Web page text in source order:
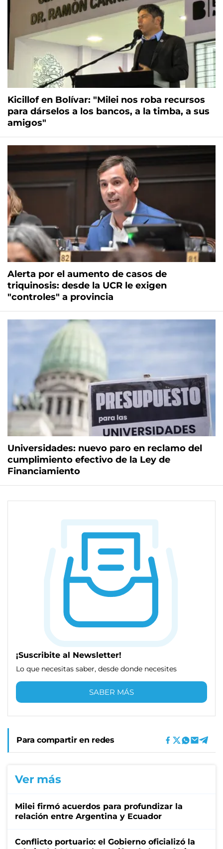
Kicillof en Bolívar: "Milei nos roba recursos
para dárselos a los bancos, a la timba, a sus
amigos"
Alerta por el aumento de casos de
triquinosis: desde la UCR le exigen
"controles" a provincia
Universidades: nuevo paro en reclamo del
cumplimiento efectivo de la Ley de
Financiamiento
¡Suscribite al Newsletter!
Lo que necesitas saber, desde donde necesites
SABER MÁS
Para compartir en redes
Ver más
Milei firmó acuerdos para profundizar la
relación entre Argentina y Ecuador
Conflicto portuario: el Gobierno oficializó la